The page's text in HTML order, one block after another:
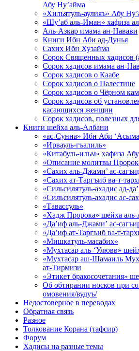
Абу Ну’айма
«Хильятуль-аулияъ» Абу
«Шу’аб аль-Иман» хафиза
Аль-Азкар имама ан-Навави
Книги Ибн Аби ад-Дунья
Сахих Ибн Хузайма
Сорок Священных хадисов
Сорок хадисов имама ан-
Сорок хадисов о Каабе
Сорок хадисов о Палестине
Сорок хадисов о Чёрном
Сорок хадисов об
касающихся женщин
Сорок хадисов, полезных
Книги шейха аль-Албани
«ас-Сунна» Ибн Аби ‘Асыма
«Ирвауль-гъалиль»
«Китабуль-ильм» хафиза
«Описание молитвы
«Сахих аль-Джами’ ас-
«Сахих ат-Таргъиб ва-т-
«Сильсилятуль-ахадис ад-
«Сильсилятуль-ахадис ас-
«Тавассуль»
«Хадж Пророка» шейха
«Да’иф аль-Джами’ ас-
«Да’иф ат-Таргъиб ва-т-
«Мишкатуль-масабих»
«Мухтасар аль-‘Улювв»
«Мухтасар аш-Шамаиль
ат-Тирмизи
«Этикет бракосочетания»
Об обтирании носков при
омовения/вудуъ/
Недостоверное в переводах
Обратная связь
Разное
Толкование Корана (тафсир)
Форум
Хадисы на разные темы